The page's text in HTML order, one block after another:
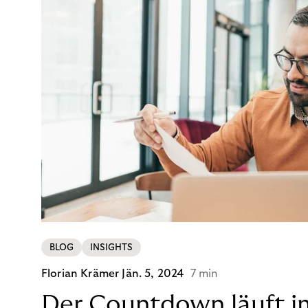
BLOG INSIGHTS
Florian Krämer Jän. 5, 2024 7 min